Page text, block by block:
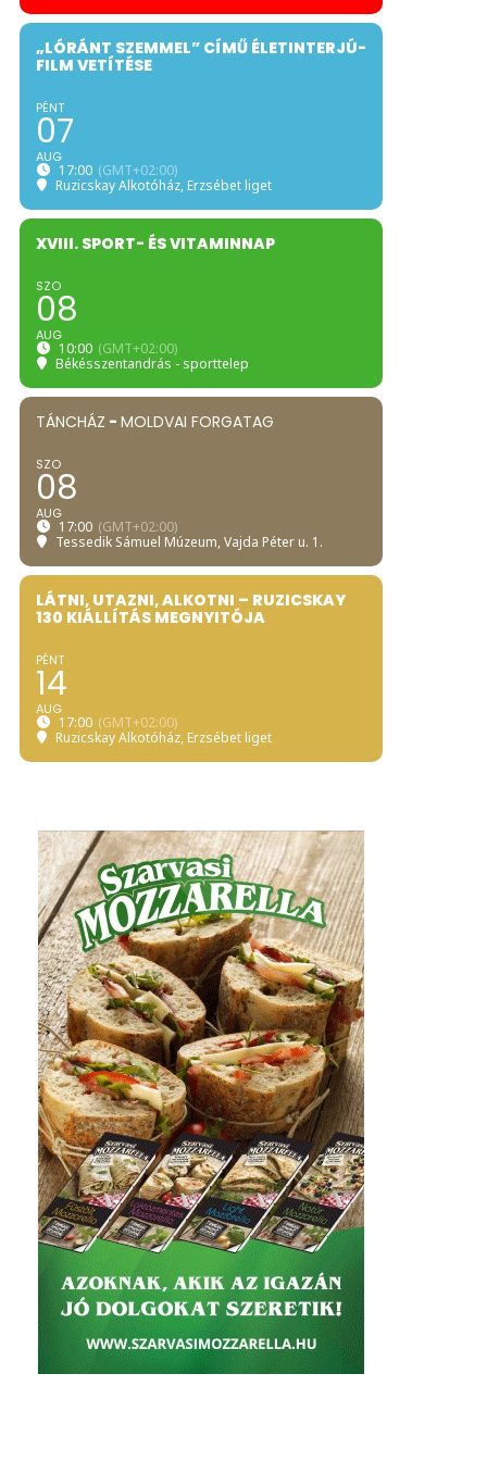
„LÓRÁNT SZEMMEL” CÍMŰ ÉLETINTERJÚ-
FILM VETÍTÉSE
PÉNT
07
AUG
17:00 (GMT+02:00)
Ruzicskay Alkotóház, Erzsébet liget
XVIII. SPORT- ÉS VITAMINNAP
SZO
08
AUG
10:00 (GMT+02:00)
Békésszentandrás - sporttelep
TÁNCHÁZ - MOLDVAI FORGATAG
SZO
08
AUG
17:00 (GMT+02:00)
Tessedik Sámuel Múzeum, Vajda Péter u. 1.
LÁTNI, UTAZNI, ALKOTNI – RUZICSKAY
130 KIÁLLÍTÁS MEGNYITÓJA
PÉNT
14
AUG
17:00 (GMT+02:00)
Ruzicskay Alkotóház, Erzsébet liget